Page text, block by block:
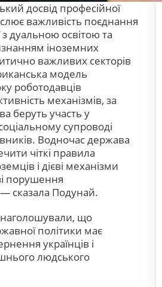
досвід професійної
важливість поєднання
з дуальною освітою та
іноземних
важливих секторів
модель
роботодавців
механізмів, за
беруть участь у
супроводі
Водночас держава
чіткі правила
і дієві механізми
порушення
сказала Подунай.
що
політики має
українців і
людського